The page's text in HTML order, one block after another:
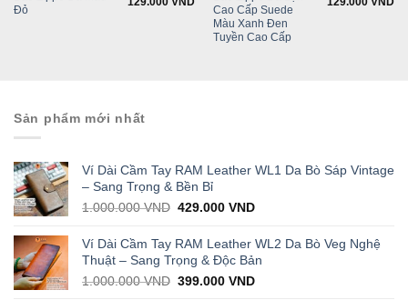
Đỏ
price
129.000 VND.
Cao Cấp Suede
Màu Xanh Đen
Tuyền Cao Cấp
Sản phẩm mới nhất
Ví Dài Cầm Tay RAM Leather WL1 Da Bò Sáp Vintage
– Sang Trọng & Bền Bỉ
1.000.000VND Original
was:
1.000.000 VND.
429.000VNDCurrent
is:
429.000 VND.
Ví Dài Cầm Tay RAM Leather WL2 Da Bò Veg Nghệ
Thuật – Sang Trọng & Độc Bản
1.000.000VND Original
399.000VNDCurrent